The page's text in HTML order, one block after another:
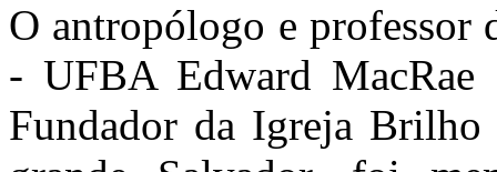
O antropólogo e professor
- UFBA Edward
Fundador da Igreja